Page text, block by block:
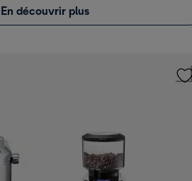
En découvrir plus